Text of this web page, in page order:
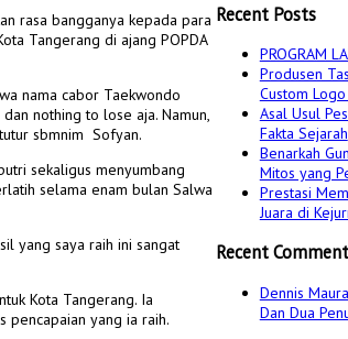
rasa bangganya kepada para
Tangerang di ajang POPDA
nama cabor Taekwondo
nothing to lose aja. Namun,
sbmnim Sofyan.
sekaligus menyumbang
selama enam bulan Salwa
yang saya raih ini sangat
Kota Tangerang. Ia
pencapaian yang ia raih.
Recent Posts
PROGRAM
Produsen
Custom
Asal Usul
Fakta Sejarah
Benarkah
Mitos yang
Prestasi
Juara di
Recent
Dennis
Dan Dua